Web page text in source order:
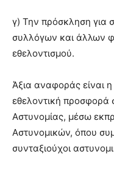
γ) Την πρόσκληση για
συλλόγων και άλλων
εθελοντισμού.
Άξια αναφοράς είναι
εθελοντική προσφορά
Αστυνομίας, μέσω
Αστυνομικών, όπου
συνταξιούχοι